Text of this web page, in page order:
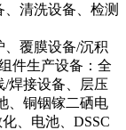
清洗设备、检测
覆膜设备/沉积
件生产设备：全
焊接设备、层压
、铜铟镓二硒电
、电池、DSSC